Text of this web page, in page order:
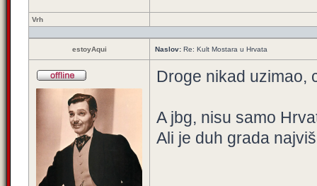
Vrh
estoyAqui Naslov: Re: Kult Mostara u Hrvata
Droge nikad uzimao,
A jbg, nisu samo
Ali je duh grada